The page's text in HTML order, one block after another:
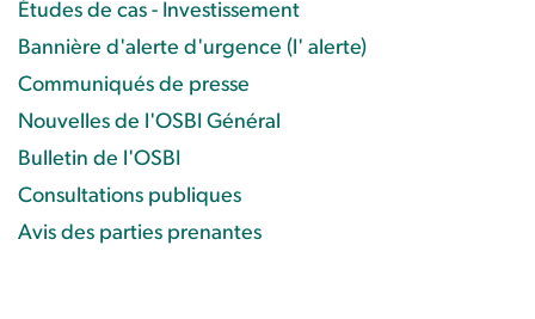
Études de cas - Investissement
Bannière d'alerte d'urgence (l' alerte)
Communiqués de presse
Nouvelles de l'OSBI Général
Bulletin de l'OSBI
Consultations publiques
Avis des parties prenantes